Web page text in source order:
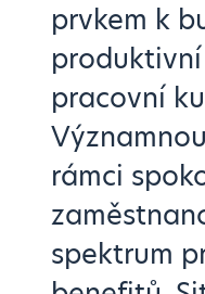
prvkem k
pracovní
rámci
spektrum